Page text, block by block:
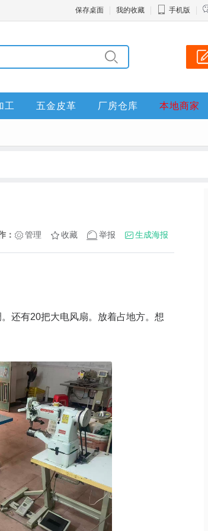
保存桌面 我的收藏 手机版
工 五金皮革 厂房仓库 本地商家
： 管理 收藏 举报 生成海报
还有20把大电风扇。放着占地方。想